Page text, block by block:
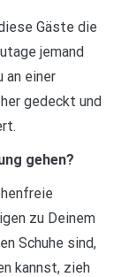
Gäste die
jemand
an einer
gedeckt und
gehen?
zu Deinem
Schuhe sind,
kannst, zieh